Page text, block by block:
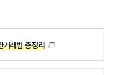
거래법 총정리